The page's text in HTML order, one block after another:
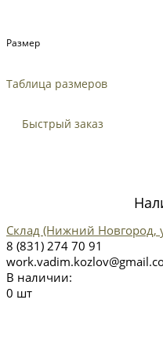
Размер
Таблица размеров
Быстрый заказ
Склад (Нижний Новгород,
8 (831) 274 70 91
В наличии:
0 шт